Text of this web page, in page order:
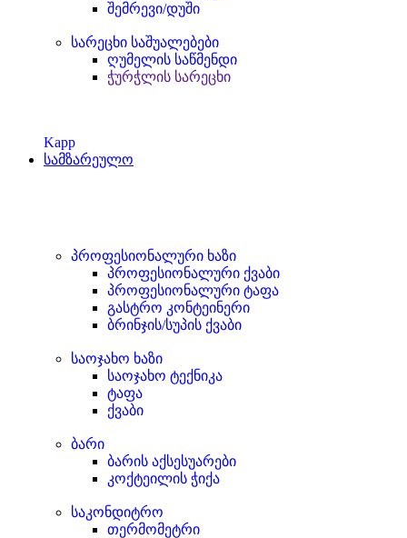
შემრევი/დუში
სარეცხი საშუალებები
ღუმელის საწმენდი
ჭურჭლის სარეცხი
Kapp
სამზარეულო
პროფესიონალური ხაზი
პროფესიონალური ქვაბი
პროფესიონალური ტაფა
გასტრო კონტეინერი
ბრინჯის/სუპის ქვაბი
საოჯახო ხაზი
საოჯახო ტექნიკა
ტაფა
ქვაბი
ბარი
ბარის აქსესუარები
კოქტეილის ჭიქა
საკონდიტრო
თერმომეტრი